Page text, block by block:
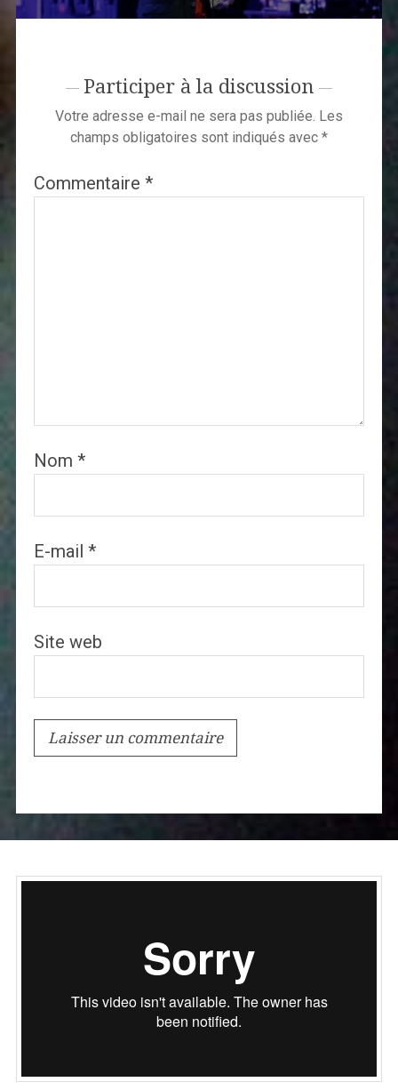
Participer à la discussion
Votre adresse e-mail ne sera pas publiée. Les
champs obligatoires sont indiqués avec *
Commentaire *
Nom *
E-mail *
Site web